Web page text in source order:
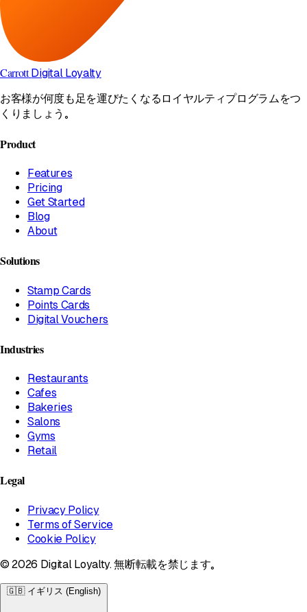
Carrott Digital Loyalty
お客様が何度も足を運びたくなるロイヤルティプログラムをつ
くりましょう。
Product
Features
Pricing
Get Started
Blog
About
Solutions
Stamp Cards
Points Cards
Digital Vouchers
Industries
Restaurants
Cafes
Bakeries
Salons
Gyms
Retail
Legal
Privacy Policy
Terms of Service
Cookie Policy
© 2026 Digital Loyalty. 無断転載を禁じます。
🇬🇧 イギリス (English)